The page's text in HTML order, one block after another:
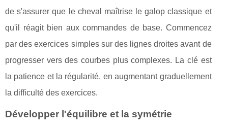
de s'assurer que le cheval maîtrise le galop classique et
qu'il réagit bien aux commandes de base. Commencez
par des exercices simples sur des lignes droites avant de
progresser vers des courbes plus complexes. La clé est
la patience et la régularité, en augmentant graduellement
la difficulté des exercices.
Développer l'équilibre et la symétrie